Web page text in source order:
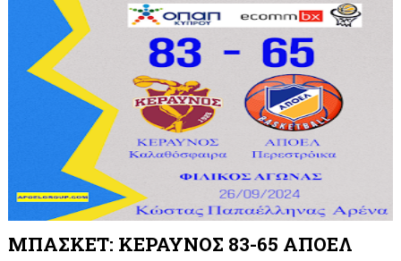
ΜΠΑΣΚΕΤ: ΚΕΡΑΥΝΟΣ 83-65 ΑΠΟΕΛ